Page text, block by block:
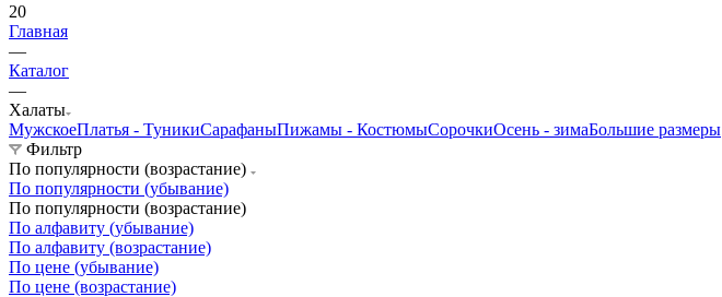
20
Главная
—
Каталог
—
Халаты
МужскоеПлатья - ТуникиСарафаныПижамы - КостюмыСорочкиOсень - зимаБольшие размеры
Фильтр
По популярности (возрастание)
По популярности (убывание)
По популярности (возрастание)
По алфавиту (убывание)
По алфавиту (возрастание)
По цене (убывание)
По цене (возрастание)